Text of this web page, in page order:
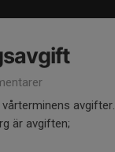
avgifter.
är avgiften;